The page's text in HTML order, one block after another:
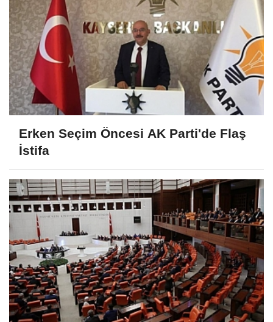
Erken Seçim Öncesi AK Parti'de Flaş
İstifa